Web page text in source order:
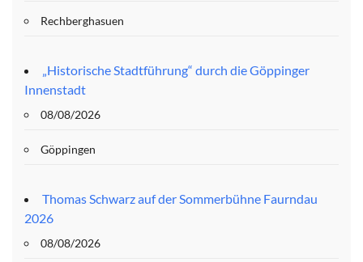
Rechberghasuen
„Historische Stadtführung“ durch die Göppinger
Innenstadt
08/08/2026
Göppingen
Thomas Schwarz auf der Sommerbühne Faurndau
2026
08/08/2026